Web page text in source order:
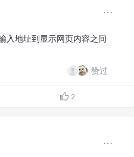
入地址到显示网页内容之间
赞过
2